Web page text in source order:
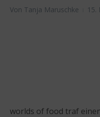
Von Tanja Maruschke 15.
worlds of food traf